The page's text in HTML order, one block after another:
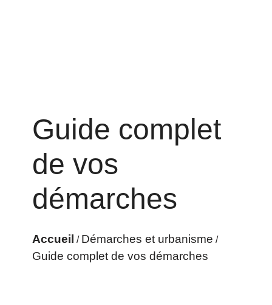
Guide complet
de vos
démarches
Accueil / Démarches et urbanisme /
Guide complet de vos démarches